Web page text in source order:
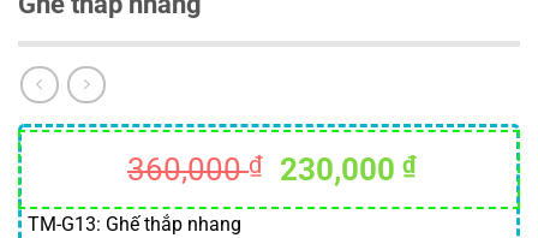
360,000₫
Giá
gốc
230,000 ₫Giá
hiện
TM-G13: Ghế thắp nhang